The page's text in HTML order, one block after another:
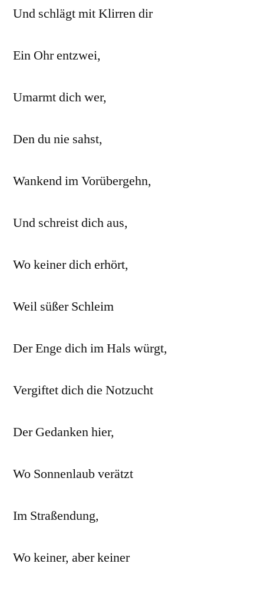
Und schlägt mit Klirren dir
Ein Ohr entzwei,
Umarmt dich wer,
Den du nie sahst,
Wankend im Vorübergehn,
Und schreist dich aus,
Wo keiner dich erhört,
Weil süßer Schleim
Der Enge dich im Hals würgt,
Vergiftet dich die Notzucht
Der Gedanken hier,
Wo Sonnenlaub verätzt
Im Straßendung,
Wo keiner, aber keiner